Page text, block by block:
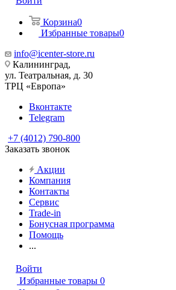
Корзина0
Избранные товары0
info@icenter-store.ru
Калининград,
ул. Театральная, д. 30
ТРЦ «Европа»
Вконтакте
Telegram
+7 (4012) 790-800
Заказать звонок
Акции
Компания
Контакты
Сервис
Trade-in
Бонусная программа
Помощь
...
Войти
Избранные товары 0